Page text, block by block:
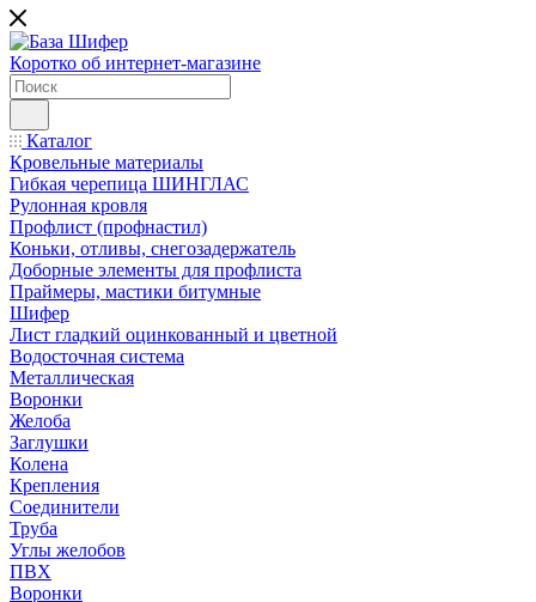
Коротко об интернет-магазине
Каталог
Кровельные материалы
Гибкая черепица ШИНГЛАС
Рулонная кровля
Профлист (профнастил)
Коньки, отливы, снегозадержатель
Доборные элементы для профлиста
Праймеры, мастики битумные
Шифер
Лист гладкий оцинкованный и цветной
Водосточная система
Металлическая
Воронки
Желоба
Заглушки
Колена
Крепления
Соединители
Труба
Углы желобов
ПВХ
Воронки